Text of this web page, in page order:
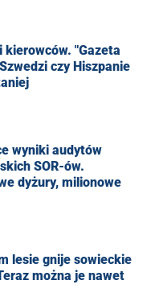
kierowców. "Gazeta
czy Hiszpanie
wyniki audytów
SOR-ów.
dyżury, milionowe
lesie gnije sowieckie
można je nawet